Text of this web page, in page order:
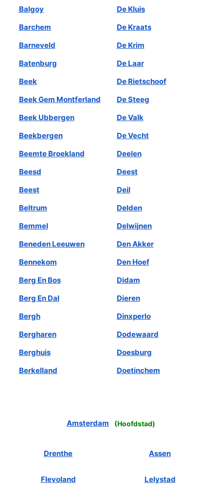
Balgoy
Barchem
Barneveld
Batenburg
Beek
Beek Gem Montferland
Beek Ubbergen
Beekbergen
Beemte Broekland
Beesd
Beest
Beltrum
Bemmel
Beneden Leeuwen
Bennekom
Berg En Bos
Berg En Dal
Bergh
Bergharen
Berghuis
Berkelland
De Kluis
De Kraats
De Krim
De Laar
De Rietschoof
De Steeg
De Valk
De Vecht
Deelen
Deest
Deil
Delden
Delwijnen
Den Akker
Den Hoef
Didam
Dieren
Dinxperlo
Dodewaard
Doesburg
Doetinchem
Amsterdam (Hoofdstad)
Drenthe Assen
Flevoland Lelystad